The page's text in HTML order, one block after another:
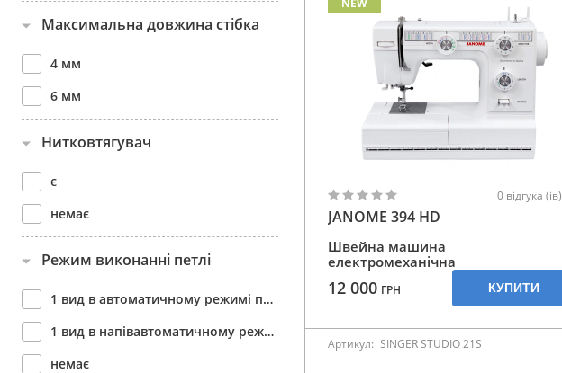
21 операція
22 операції
23 операції
23 операції
24 операції
25 операцій
27 операцій
29 операцій
Максимальна довжина стібка
4 мм
6 мм
Нитковтягувач
є
немає
Режим виконанні петлі
1 вид в автоматичному режимі прямої білизняної петлі під розмір гудзика
1 вид в напівавтоматичному режимі білизняної петлі за 4 перемикання без повороту тканини
немає
NEW
0 відгука (ів)
JANOME 394 HD
Швейна машина
електромеханічна
12 000 ГРН КУПИТИ
Артикул: SINGER STUDIO 21S